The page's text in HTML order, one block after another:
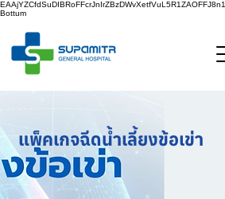
Bottum
แพ็คเกจฉีดน้ำเลี้ยงข้อเข่า